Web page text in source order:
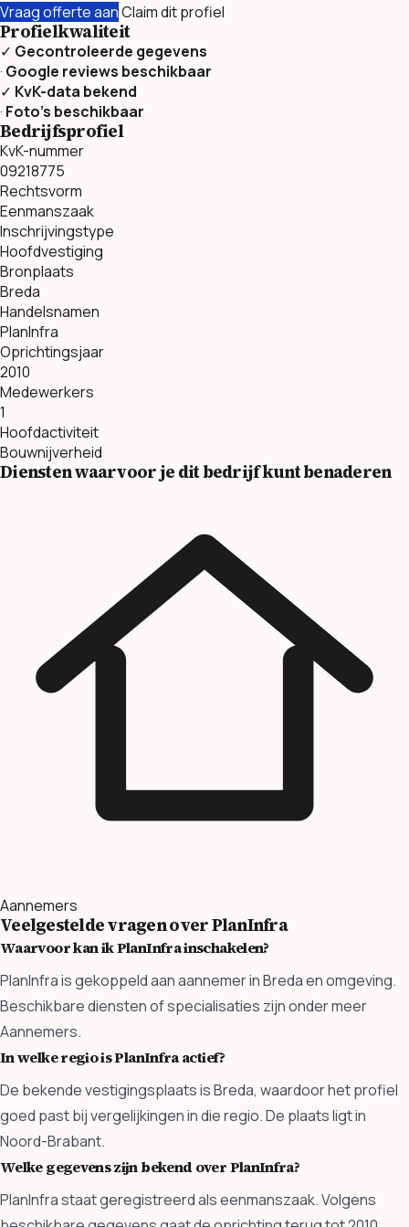
Vraag offerte aanClaim dit profiel
Profielkwaliteit
✓ Gecontroleerde gegevens
· Google reviews beschikbaar
✓ KvK-data bekend
· Foto’s beschikbaar
Bedrijfsprofiel
KvK-nummer
09218775
Rechtsvorm
Eenmanszaak
Inschrijvingstype
Hoofdvestiging
Bronplaats
Breda
Handelsnamen
PlanInfra
Oprichtingsjaar
2010
Medewerkers
1
Hoofdactiviteit
Bouwnijverheid
Diensten waarvoor je dit bedrijf kunt benaderen
Aannemers
Veelgestelde vragen over PlanInfra
Waarvoor kan ik PlanInfra inschakelen?
PlanInfra is gekoppeld aan aannemer in Breda en omgeving.
Beschikbare diensten of specialisaties zijn onder meer
Aannemers.
In welke regio is PlanInfra actief?
De bekende vestigingsplaats is Breda, waardoor het profiel
goed past bij vergelijkingen in die regio. De plaats ligt in
Noord-Brabant.
Welke gegevens zijn bekend over PlanInfra?
PlanInfra staat geregistreerd als eenmanszaak. Volgens